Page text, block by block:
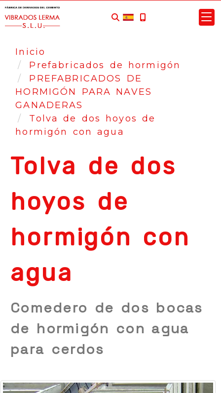
Inicio
Prefabricados de hormigón
PREFABRICADOS DE
HORMIGÓN PARA NAVES
GANADERAS
Tolva de dos hoyos de
hormigón con agua
Tolva de dos
hoyos de
hormigón con
agua
Comedero de dos bocas
de hormigón con agua
para cerdos